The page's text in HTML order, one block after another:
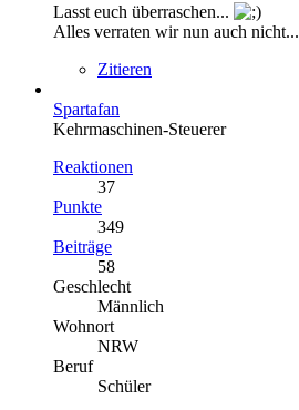
Lasst euch überraschen...
Alles verraten wir nun auch nicht...
Zitieren
Spartafan
Kehrmaschinen-Steuerer
Reaktionen
37
Punkte
349
Beiträge
58
Geschlecht
Männlich
Wohnort
NRW
Beruf
Schüler